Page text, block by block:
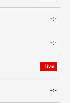
-:-
-:-
live
-:-